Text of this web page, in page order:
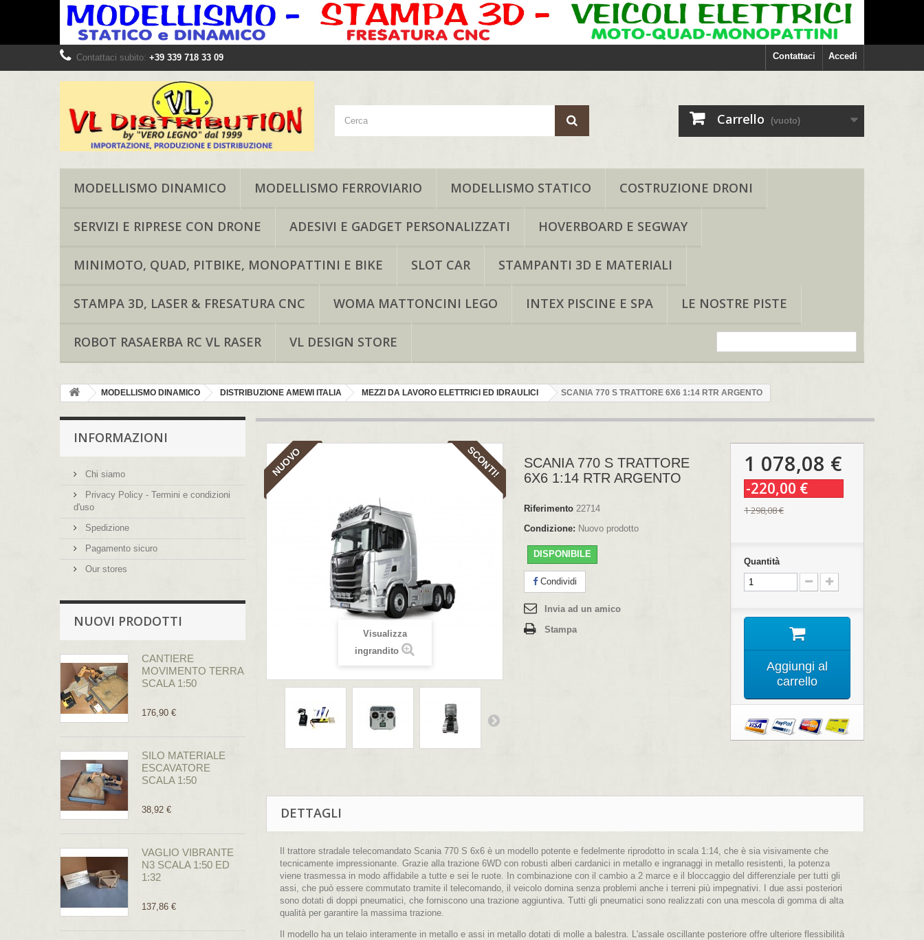
Accedi
Contattaci
Contattaci subito: +39 339 718 33 09
Carrello (vuoto)
MODELLISMO DINAMICO MODELLISMO FERROVIARIO MODELLISMO STATICO COSTRUZIONE DRONI
SERVIZI E RIPRESE CON DRONE ADESIVI E GADGET PERSONALIZZATI HOVERBOARD E SEGWAY
MINIMOTO, QUAD, PITBIKE, MONOPATTINI E BIKE SLOT CAR STAMPANTI 3D E MATERIALI
STAMPA 3D, LASER & FRESATURA CNC WOMA MATTONCINI LEGO INTEX PISCINE E SPA LE NOSTRE PISTE
ROBOT RASAERBA RC VL RASER VL DESIGN STORE
MODELLISMO DINAMICO DISTRIBUZIONE AMEWI ITALIA MEZZI DA LAVORO ELETTRICI ED IDRAULICI SCANIA 770 S TRATTORE 6X6 1:14 RTR ARGENTO
INFORMAZIONI
Chi siamo
Privacy Policy - Termini e condizioni
d'uso
Spedizione
Pagamento sicuro
Our stores
NUOVI PRODOTTI
CANTIERE
MOVIMENTO TERRA
SCALA 1:50
176,90 €
SILO MATERIALE
ESCAVATORE
SCALA 1:50
38,92 €
VAGLIO VIBRANTE
N3 SCALA 1:50 ED
1:32
137,86 €
NUOVO SCONTI!
Visualizza
ingrandito
SCANIA 770 S TRATTORE
6X6 1:14 RTR ARGENTO
Riferimento 22714
Condizione: Nuovo prodotto
DISPONIBILE
Condividi
Invia ad un amico
Stampa
1 078,08 €
-220,00 €
1 298,08 €
Quantità
Aggiungi al
carrello
DETTAGLI
Il trattore stradale telecomandato Scania 770 S 6x6 è un modello potente e fedelmente riprodotto in scala 1:14, che è sia visivamente che
tecnicamente impressionante. Grazie alla trazione 6WD con robusti alberi cardanici in metallo e ingranaggi in metallo resistenti, la potenza
viene trasmessa in modo affidabile a tutte e sei le ruote. In combinazione con il cambio a 2 marce e il bloccaggio del differenziale per tutti gli
assi, che può essere commutato tramite il telecomando, il veicolo domina senza problemi anche i terreni più impegnativi. I due assi posteriori
sono dotati di doppi pneumatici, che forniscono una trazione aggiuntiva. Tutti gli pneumatici sono realizzati con una mescola di gomma di alta
qualità per garantire la massima trazione.
Il modello ha un telaio interamente in metallo e assi in metallo dotati di molle a balestra. L'assale oscillante posteriore offre ulteriore flessibilità